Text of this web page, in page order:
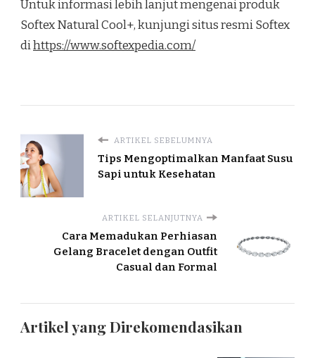
Untuk informasi lebih lanjut mengenai produk
Softex Natural Cool+, kunjungi situs resmi Softex
dihttps://www.softexpedia.com/
ARTIKEL SEBELUMNYA
Tips Mengoptimalkan Manfaat Susu
Sapi untuk Kesehatan
ARTIKEL SELANJUTNYA
Cara Memadukan Perhiasan
Gelang Bracelet dengan Outfit
Casual dan Formal
Artikel yang Direkomendasikan